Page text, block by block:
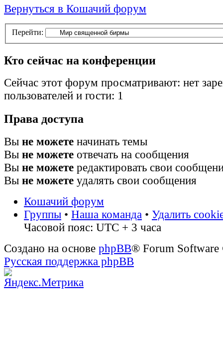
Вернуться в Кошачий форум
Перейти:
Кто сейчас на конференции
Сейчас этот форум просматривают: нет
пользователей и гости: 1
Права доступа
Вы не можете начинать темы
Вы не можете отвечать на сообщения
Вы не можете редактировать свои
Вы не можете удалять свои сообщения
Кошачий форум
Группы • Наша команда • Удалить
Часовой пояс: UTC + 3 часа
Создано на основе phpBB® Forum
Русская поддержка phpBB